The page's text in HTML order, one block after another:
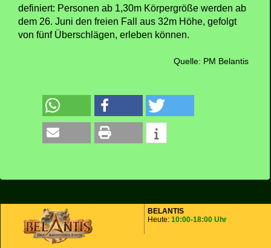
definiert: Personen ab 1,30m Körpergröße werden ab
dem 26. Juni den freien Fall aus 32m Höhe, gefolgt
von fünf Überschlägen, erleben können.
Quelle: PM Belantis
BELANTIS
Heute: 10:00-18:00 Uhr